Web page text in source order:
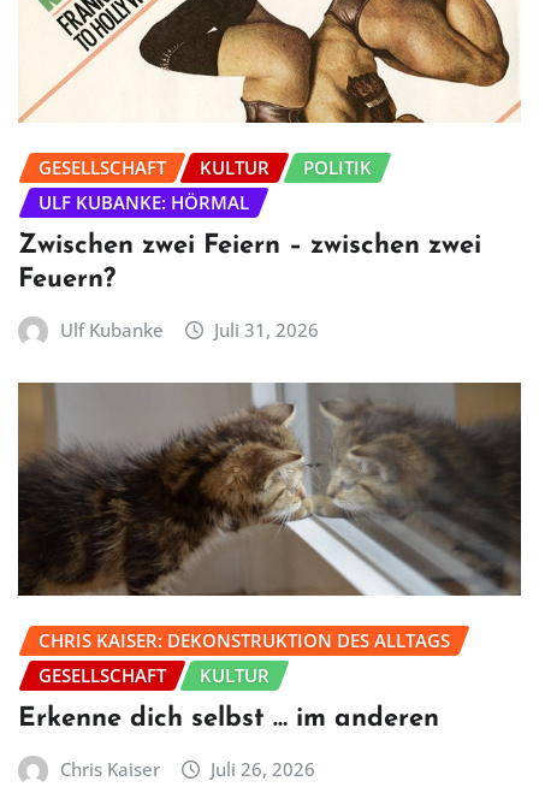
GESELLSCHAFT KULTUR
POLITIK
ULF KUBANKE: HÖRMAL
Zwischen zwei Feiern – zwischen zwei
Feuern?
Ulf Kubanke Juli 31, 2026
CHRIS KAISER: DEKONSTRUKTION DES ALLTAGS
GESELLSCHAFT
KULTUR
Erkenne dich selbst … im anderen
Chris Kaiser Juli 26, 2026